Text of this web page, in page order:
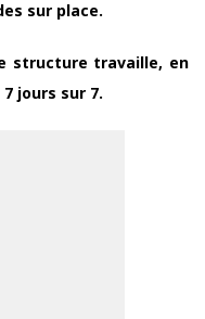
sur place.
structure travaille, en
jours sur 7.